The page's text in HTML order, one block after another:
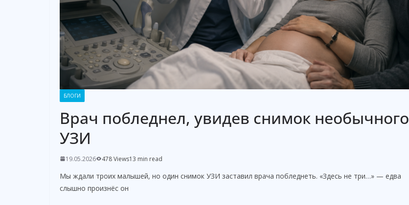
БЛОГИ
Врач побледнел, увидев снимок необычного
УЗИ
19.05.2026 478 Views13 min read
Мы ждали троих малышей, но один снимок УЗИ заставил врача побледнеть. «Здесь не три…» — едва
слышно произнёс он